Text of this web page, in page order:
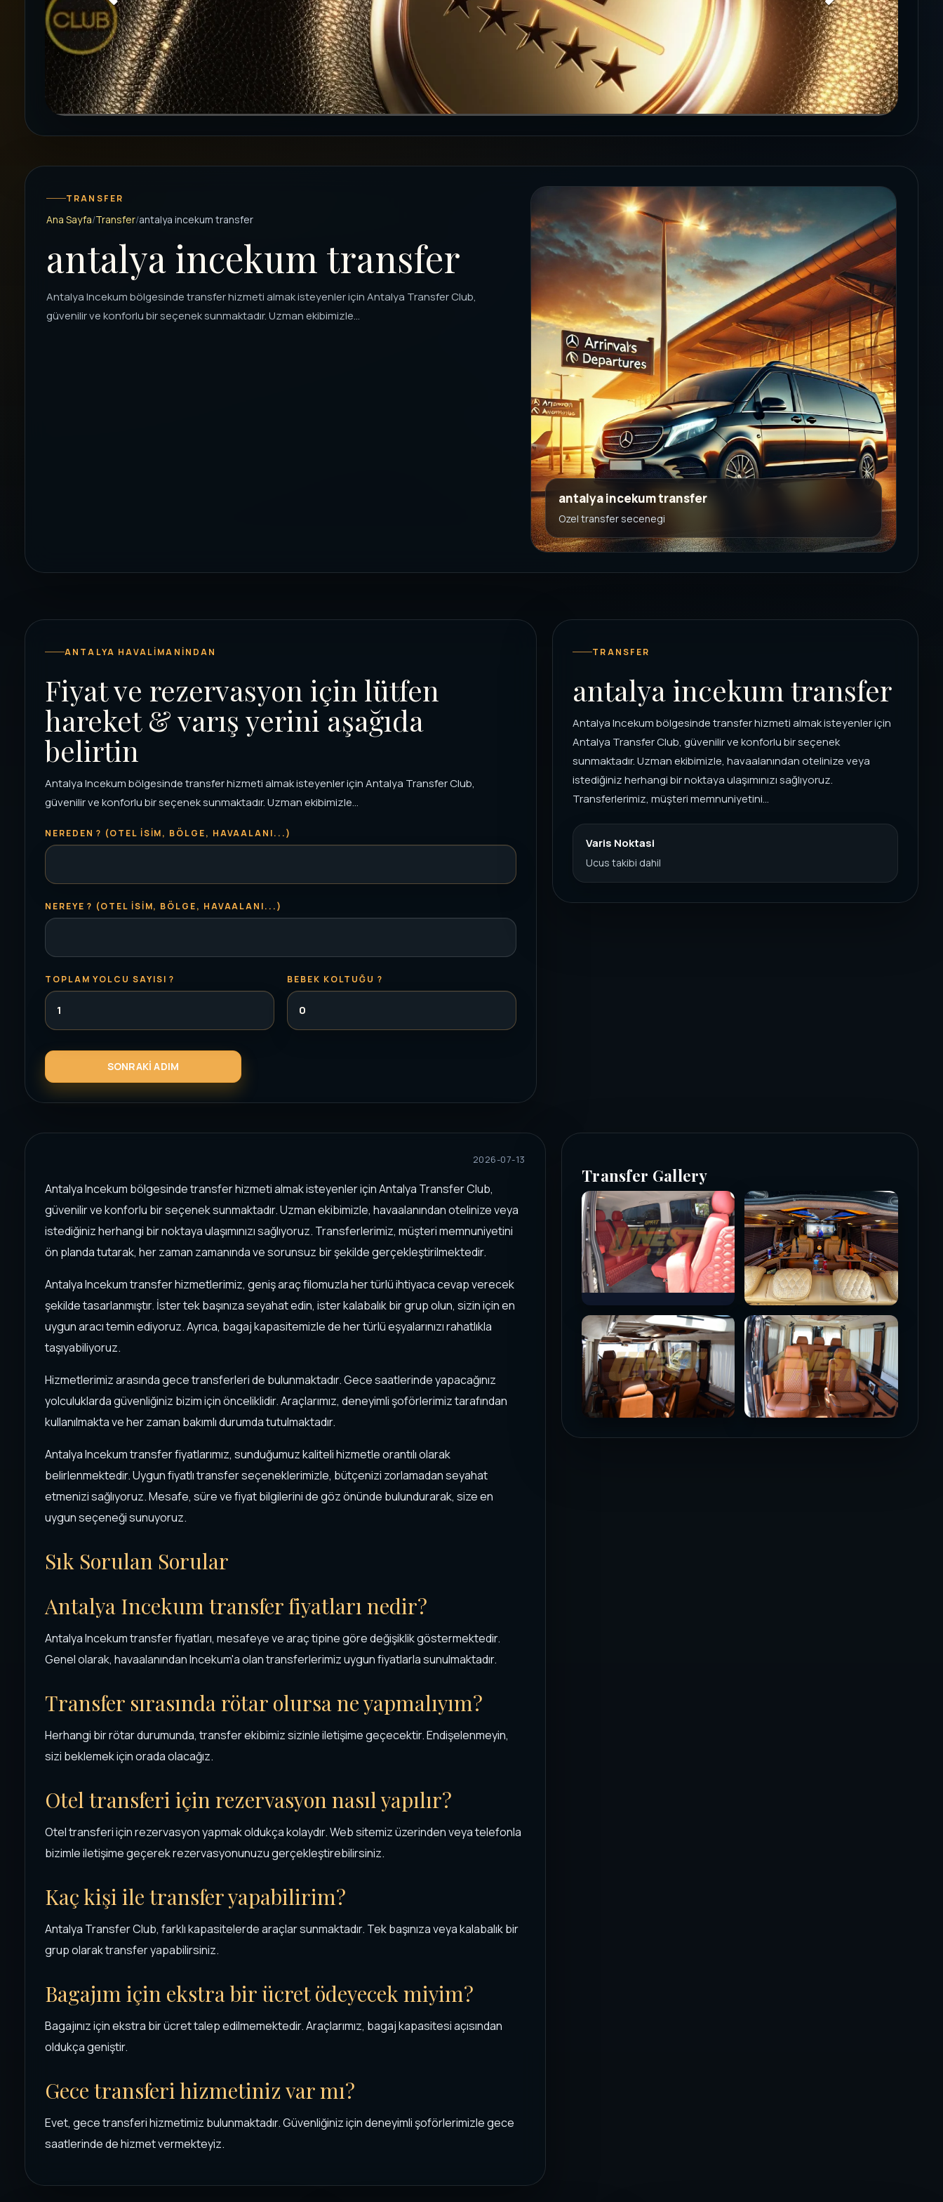
TRANSFER
Ana Sayfa Transfer antalya incekum transfer
antalya incekum transfer
Antalya Incekum bölgesinde transfer hizmeti almak isteyenler için Antalya Transfer Club,
güvenilir ve konforlu bir seçenek sunmaktadır. Uzman ekibimizle...
antalya incekum transfer
Ozel transfer secenegi
ANTALYA HAVALIMANINDAN
Fiyat ve rezervasyon için lütfen
hareket & varış yerini aşağıda
belirtin
Antalya Incekum bölgesinde transfer hizmeti almak isteyenler için Antalya Transfer Club,
güvenilir ve konforlu bir seçenek sunmaktadır. Uzman ekibimizle...
NEREDEN ? (OTEL ISIM, BÖLGE, HAVAALANI...)
NEREYE ? (OTEL ISIM, BÖLGE, HAVAALANI...)
TOPLAM YOLCU SAYISI ? BEBEK KOLTUĞU ?
TRANSFER
antalya incekum transfer
Antalya Incekum bölgesinde transfer hizmeti almak isteyenler için
Antalya Transfer Club, güvenilir ve konforlu bir seçenek
sunmaktadır. Uzman ekibimizle, havaalanından otelinize veya
istediğiniz herhangi bir noktaya ulaşımınızı sağlıyoruz.
Transferlerimiz, müşteri memnuniyetini...
Varis Noktasi
Ucus takibi dahil
2026-07-13
Antalya Incekum bölgesinde transfer hizmeti almak isteyenler için Antalya Transfer Club,
güvenilir ve konforlu bir seçenek sunmaktadır. Uzman ekibimizle, havaalanından otelinize veya
istediğiniz herhangi bir noktaya ulaşımınızı sağlıyoruz. Transferlerimiz, müşteri memnuniyetini
ön planda tutarak, her zaman zamanında ve sorunsuz bir şekilde gerçekleştirilmektedir.
Antalya Incekum transfer hizmetlerimiz, geniş araç filomuzla her türlü ihtiyaca cevap verecek
şekilde tasarlanmıştır. İster tek başınıza seyahat edin, ister kalabalık bir grup olun, sizin için en
uygun aracı temin ediyoruz. Ayrıca, bagaj kapasitemizle de her türlü eşyalarınızı rahatlıkla
taşıyabiliyoruz.
Hizmetlerimiz arasında gece transferleri de bulunmaktadır. Gece saatlerinde yapacağınız
yolculuklarda güvenliğiniz bizim için önceliklidir. Araçlarımız, deneyimli şoförlerimiz tarafından
kullanılmakta ve her zaman bakımlı durumda tutulmaktadır.
Antalya Incekum transfer fiyatlarımız, sunduğumuz kaliteli hizmetle orantılı olarak
belirlenmektedir. Uygun fiyatlı transfer seçeneklerimizle, bütçenizi zorlamadan seyahat
etmenizi sağlıyoruz. Mesafe, süre ve fiyat bilgilerini de göz önünde bulundurarak, size en
uygun seçeneği sunuyoruz.
Sık Sorulan Sorular
Antalya Incekum transfer fiyatları nedir?
Antalya Incekum transfer fiyatları, mesafeye ve araç tipine göre değişiklik göstermektedir.
Genel olarak, havaalanından Incekum'a olan transferlerimiz uygun fiyatlarla sunulmaktadır.
Transfer sırasında rötar olursa ne yapmalıyım?
Herhangi bir rötar durumunda, transfer ekibimiz sizinle iletişime geçecektir. Endişelenmeyin,
sizi beklemek için orada olacağız.
Otel transferi için rezervasyon nasıl yapılır?
Otel transferi için rezervasyon yapmak oldukça kolaydır. Web sitemiz üzerinden veya telefonla
bizimle iletişime geçerek rezervasyonunuzu gerçekleştirebilirsiniz.
Kaç kişi ile transfer yapabilirim?
Antalya Transfer Club, farklı kapasitelerde araçlar sunmaktadır. Tek başınıza veya kalabalık bir
grup olarak transfer yapabilirsiniz.
Bagajım için ekstra bir ücret ödeyecek miyim?
Bagajınız için ekstra bir ücret talep edilmemektedir. Araçlarımız, bagaj kapasitesi açısından
oldukça geniştir.
Gece transferi hizmetiniz var mı?
Evet, gece transferi hizmetimiz bulunmaktadır. Güvenliğiniz için deneyimli şoförlerimizle gece
saatlerinde de hizmet vermekteyiz.
Transfer Gallery